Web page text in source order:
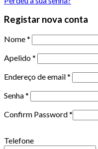
Registar nova conta
Nome*
Apelido*
Endereço de email*
Senha*
Confirm Password*
Telefone